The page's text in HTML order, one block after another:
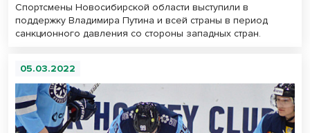
Спортсмены Новосибирской области выступили в
поддержку Владимира Путина и всей страны в период
санкционного давления со стороны западных стран.
05.03.2022